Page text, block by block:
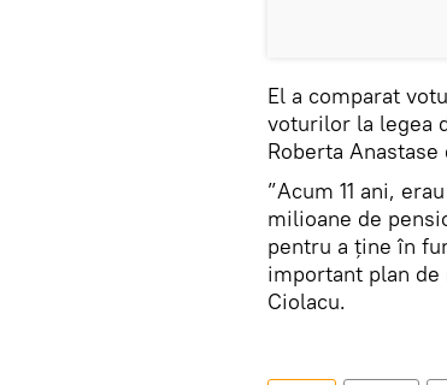
El a comparat
voturilor la legea
Roberta
”Acum 11 ani,
milioane de
pentru a ţine în
important plan
Ciolacu.